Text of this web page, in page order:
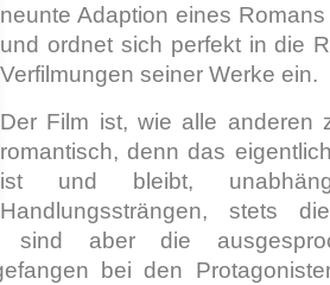
neunte Adaption eines
und ordnet sich perfekt in die
Verfilmungen seiner Werke ein.
Der Film ist, wie alle anderen
romantisch, denn das
ist und bleibt,
Handlungssträngen, stets
sind aber die
bei den